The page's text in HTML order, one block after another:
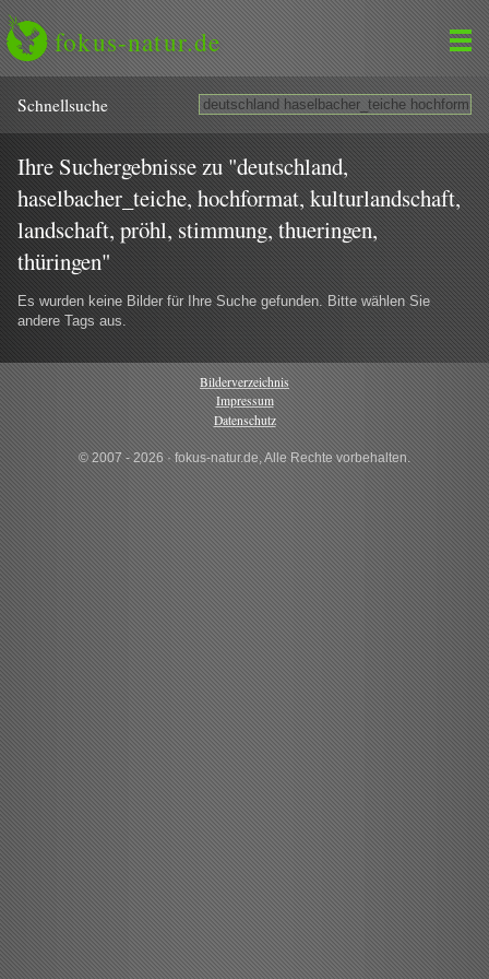
fokus-natur.de
Schnell­suche
Ihre Suchergebnisse zu "deutschland,
haselbacher_teiche, hochformat, kulturlandschaft,
landschaft, pröhl, stimmung, thueringen,
thüringen"
Es wurden keine Bilder für Ihre Suche gefunden. Bitte wählen Sie
andere Tags aus.
Bilderverzeichnis
Impressum
Datenschutz
© 2007 - 2026 · fokus-natur.de, Alle Rechte vorbehalten.